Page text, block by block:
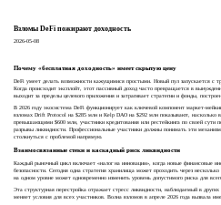
Взломы DeFi пожирают доходность
2026-05-08
Почему «бесплатная доходность» имеет скрытую цену
DeFi умеет делать возможности кажущимися простыми. Новый пул запускается с
Когда происходит эксплойт, этот пассивный доход часто превращается в
выходит за пределы целевого приложения и затрагивает стратегии и фонды,
В 2026 году экосистема DeFi функционирует как ключевой компонент маркет-
взломах Drift Protocol на $285 млн и Kelp DAO на $292 млн показывают, насколько
превышающими $600 млн, участники кредитования или рестейкинга по своей сути
разрывы ликвидности. Профессиональные участники должны понимать эти
столкнуться с проблемой напрямую.
Взаимосвязанные стеки и каскадный риск ликвидности
Каждый рыночный цикл включает «налог на инновации», когда новые финансовые
безопасности. Сегодня одна стратегия хранилища может проходить через
на одном уровне может одновременно изменить уровень допустимого риска для
Эта структурная перестройка отражает стресс ликвидности, наблюдаемый в
меняет условия для всех участников. Волна взломов в апреле 2026 года вызвала